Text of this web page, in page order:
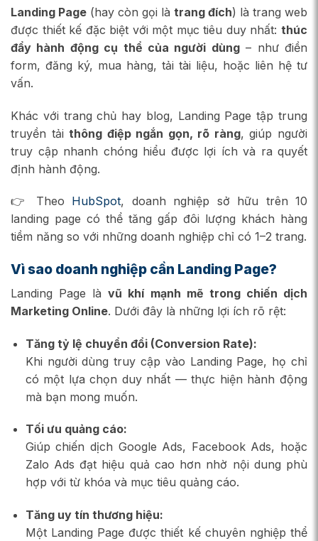
Landing Page (hay còn gọi là trang đích) là trang web
được thiết kế đặc biệt với một mục tiêu duy nhất: thúc
đẩy hành động cụ thể của người dùng– như điền
form, đăng ký, mua hàng, tải tài liệu, hoặc liên hệ tư
vấn.
Khác với trang chủ hay blog, Landing Page tập trung
truyền tảithông điệp ngắn gọn, rõ ràng, giúp người
truy cập nhanh chóng hiểu được lợi ích và ra quyết
định hành động.
👉 Theo HubSpot, doanh nghiệp sở hữu trên 10
landing page có thể tăng gấp đôi lượng khách hàng
tiềm năng so với những doanh nghiệp chỉ có 1–2 trang.
Vì sao doanh nghiệp cần Landing Page?
Landing Page làvũ khí mạnh mẽ trong chiến dịch
Marketing Online. Dưới đây là những lợi ích rõ rệt:
Tăng tỷ lệ chuyển đổi (Conversion Rate):
Khi người dùng truy cập vào Landing Page, họ chỉ
có một lựa chọn duy nhất — thực hiện hành động
mà bạn mong muốn.
Tối ưu quảng cáo:
Giúp chiến dịch Google Ads, Facebook Ads, hoặc
Zalo Ads đạt hiệu quả cao hơn nhờ nội dung phù
hợp với từ khóa và mục tiêu quảng cáo.
Tăng uy tín thương hiệu:
Một Landing Page được thiết kế chuyên nghiệp thể